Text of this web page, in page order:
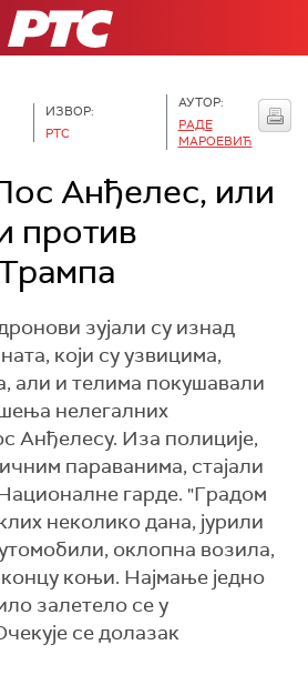
РТС
ИЗВОР:
РТС
АУТОР:
РАДЕ
МАРОЕВИЋ
Анђелес, или
против
зујали су изнад
који су узвицима,
али и телима покушавали
нелегалних
Анђелесу. Иза полиције,
параванима, стајали
гарде. "Градом
неколико дана, јурили
оклопна возила,
коњи. Најмање једно
залетело се у
се долазак